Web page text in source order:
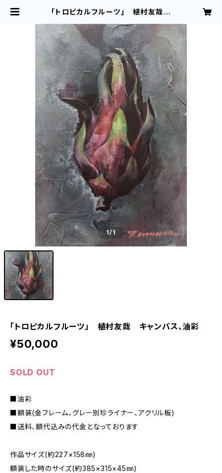
「トロピカルフルーツ」 植村友哉
1/1
「トロピカルフルーツ」 植村友哉 キャンバス、油彩
¥50,000
SOLD OUT
■油彩
■額装(金フレーム、グレー別珍ライナー、アクリル板)
■送料、額代込みの代金となっております
作品サイズ(約227×158㎜)
額装した時のサイズ(約385×315×45㎜)